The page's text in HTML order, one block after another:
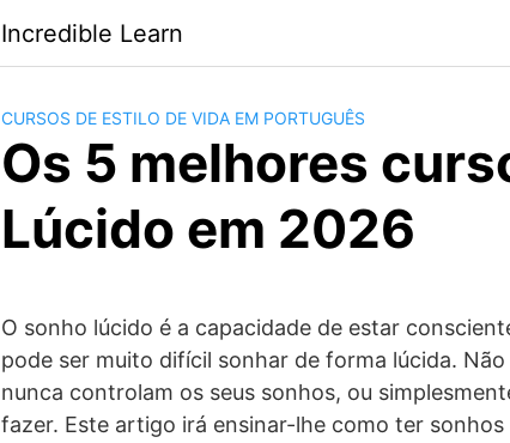
Incredible Learn
CURSOS DE ESTILO DE VIDA EM PORTUGUÊS
Os 5 melhores
Lúcido em 2026
O sonho lúcido é a capacidade de estar
pode ser muito difícil sonhar de forma lúcida.
nunca controlam os seus sonhos, ou
fazer. Este artigo irá ensinar-lhe como ter